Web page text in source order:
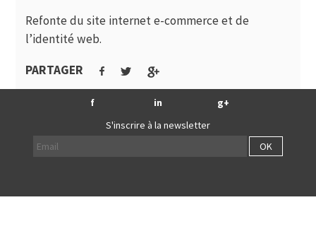
FR EN
Refonte du site internet e-commerce et de
l’identité web.
PARTAGER
f in
g+
S'inscrire à la newsletter
OK